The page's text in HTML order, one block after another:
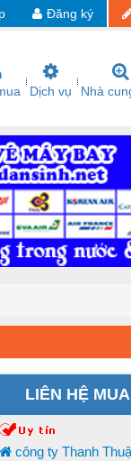
Đăng ký
Dịch vụ Nhà
LIÊN HỆ
công ty Thanh